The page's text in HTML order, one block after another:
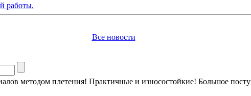
работы.
Все новости
методом плетения! Практичные и износостойкие! Большое